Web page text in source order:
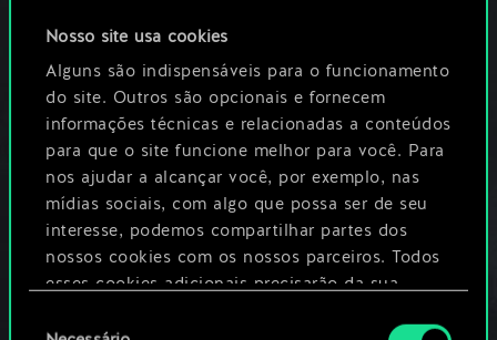
Nosso site usa cookies
Alguns são indispensáveis para o funcionamento
do site. Outros são opcionais e fornecem
informações técnicas e relacionadas a conteúdos
para que o site funcione melhor para você. Para
nos ajudar a alcançar você, por exemplo, nas
mídias sociais, com algo que possa ser de seu
interesse, podemos compartilhar partes dos
nossos cookies com os nossos parceiros. Todos
esses cookies adicionais precisarão da sua
pode utilizar
ferramentas
antitrapaça e/ou
outros softwares
que serão
executados em
segundo plano no
seu dispositivo ou
nos dispositivos
relacionados/perifér
icos quando você